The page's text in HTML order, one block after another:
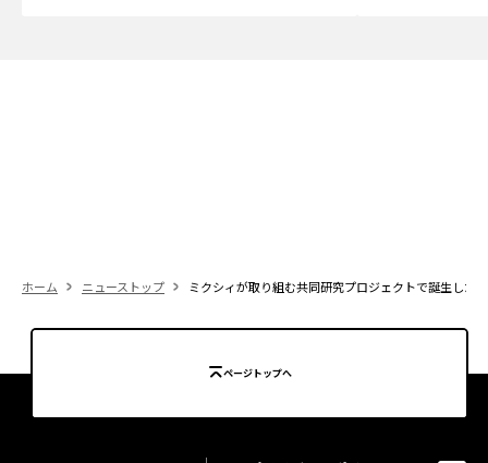
ホーム ニューストップ ミクシィが取り組む共同研究プロジェクトで誕生した
ページトップへ